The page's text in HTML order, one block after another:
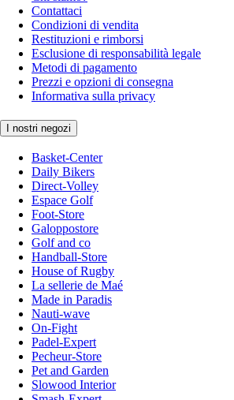
Contattaci
Condizioni di vendita
Restituzioni e rimborsi
Esclusione di responsabilità legale
Metodi di pagamento
Prezzi e opzioni di consegna
Informativa sulla privacy
I nostri negozi
Basket-Center
Daily Bikers
Direct-Volley
Espace Golf
Foot-Store
Galoppostore
Golf and co
Handball-Store
House of Rugby
La sellerie de Maé
Made in Paradis
Nauti-wave
On-Fight
Padel-Expert
Pecheur-Store
Pet and Garden
Slowood Interior